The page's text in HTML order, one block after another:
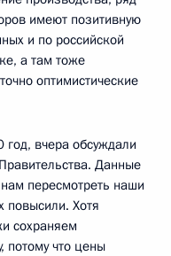
имеют позитивную
и по российской
а там тоже
оптимистические
вчера обсуждали
Данные
пересмотреть наши
повысили. Хотя
сохраняем
потому что цены